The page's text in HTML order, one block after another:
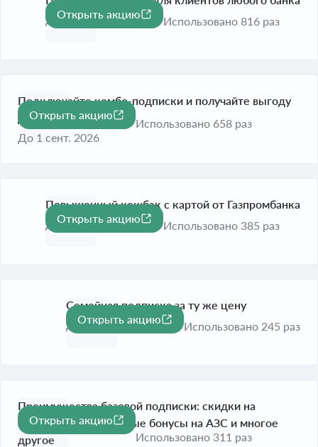
До 1 сент. 2026
Открыть акцию
Использовано 816 раз
-57%
Подключайте комбо-подписки и получайте выгоду
до 57%
До 1 сент. 2026
Открыть акцию
Использовано 658 раз
Повышенный кешбэк с картой от Газпромбанка
До 1 сент. 2026
Открыть акцию
Использовано 385 раз
Семейная подписка за ту же цену
До 1 сент. 2026
Открыть акцию
Использовано 245 раз
Преимущества базовой подписки: скидки на
продукты, увеличенные бонусы на АЗС и многое
другое
Открыть акцию
Использовано 311 раз